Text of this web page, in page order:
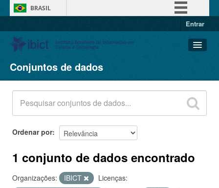
BRASIL
Entrar
Conjuntos de dados
Organizações
Grupos
Sobre
Conjuntos de dados
Ordenar por
1 conjunto de dados encontrado
Organizações: IBICT
Licenças: